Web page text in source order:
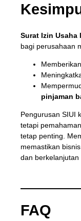
Surat Izin Usaha
bagi perusahaan
Memberikan
pinjaman
Pengurusan SIUI
tetapi
tetap penting.
memastikan
dan berkelanjutan
FAQ